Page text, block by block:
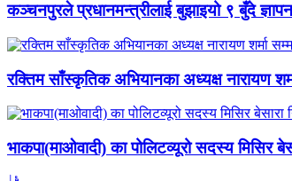
कञ्चनपुरले प्रधानमन्त्रीलाई बुझाइयो ९ बुँदे
रक्तिम साँस्कृतिक अभियानका अध्यक्ष नारायण
भाकपा(माओवादी) का पोलिटव्यूरो सदस्य मिसिर